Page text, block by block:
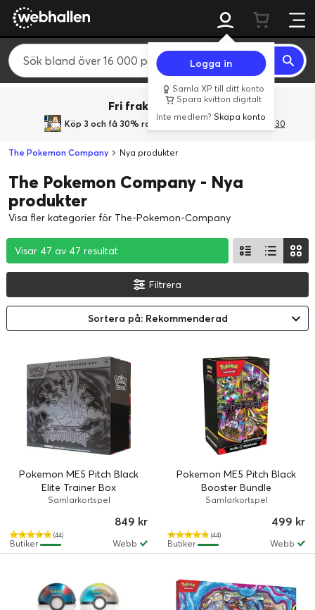
Logga in
Samla XP till ditt konto
Spara kvitton digitalt
Inte medlem?Skapa konto
Fri frakt över 800 kr.
Köp 3 och få 30% rabatt med rabattkoden 3Gives30
The Pokemon Company Nya produkter
The Pokemon Company - Nya
produkter
Visa fler kategorier för The-Pokemon-Company
Visar 47 av 47 resultat
Visar 47 av 47 resultat
Visar 47 av 47 resultat
Filtrera
Sortera på: Rekommenderad
Pokemon ME5 Pitch Black
Elite Trainer Box
Samlarkortspel
(44)
849 kr
Webb
Butiker
Pokemon ME5 Pitch Black
Booster Bundle
Samlarkortspel
(44)
499 kr
Webb
Butiker